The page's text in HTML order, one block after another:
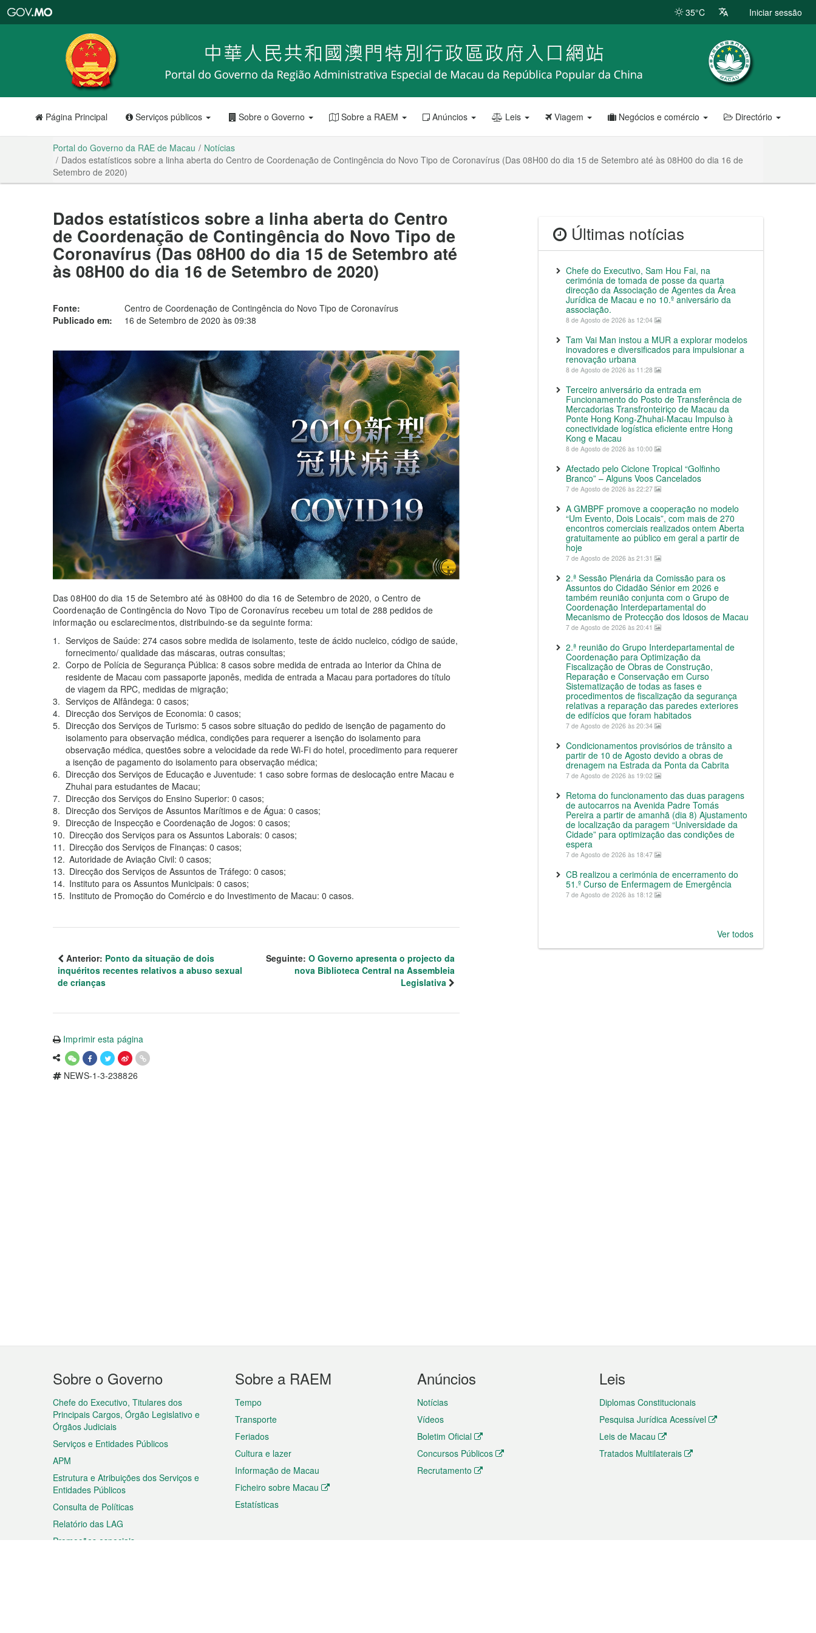
RAE
de
Macau
35°C Iniciar sessão
Página Principal Serviços públicos Sobre o Governo Sobre a RAEM Anúncios Leis Viagem Negócios e comércio Directório
Portal do Governo da RAE de Macau
Notícias
Dados estatísticos sobre a linha aberta do Centro de Coordenação de Contingência do Novo Tipo de Coronavírus (Das 08H00 do dia 15 de Setembro até às 08H00 do dia 16 de
Setembro de 2020)
Dados estatísticos sobre a linha aberta do Centro
de Coordenação de Contingência do Novo Tipo de
Coronavírus (Das 08H00 do dia 15 de Setembro até
às 08H00 do dia 16 de Setembro de 2020)
Fonte:
Centro de Coordenação de Contingência do Novo Tipo de Coronavírus
Publicado em:
16 de Setembro de 2020 às 09:38
Das 08H00 do dia 15 de Setembro até às 08H00 do dia 16 de Setembro de 2020, o Centro de
Coordenação de Contingência do Novo Tipo de Coronavírus recebeu um total de 288 pedidos de
informação ou esclarecimentos, distribuindo-se da seguinte forma:
Serviços de Saúde: 274 casos sobre medida de isolamento, teste de ácido nucleico, código de saúde,
fornecimento/ qualidade das máscaras, outras consultas;
Corpo de Polícia de Segurança Pública: 8 casos sobre medida de entrada ao Interior da China de
residente de Macau com passaporte japonês, medida de entrada a Macau para portadores do título
de viagem da RPC, medidas de migração;
Serviços de Alfândega: 0 casos;
Direcção dos Serviços de Economia: 0 casos;
Direcção dos Serviços de Turismo: 5 casos sobre situação do pedido de isenção de pagamento do
isolamento para observação médica, condições para requerer a isenção do isolamento para
observação médica, questões sobre a velocidade da rede Wi-Fi do hotel, procedimento para requerer
a isenção de pagamento do isolamento para observação médica;
Direcção dos Serviços de Educação e Juventude: 1 caso sobre formas de deslocação entre Macau e
Zhuhai para estudantes de Macau;
Direcção dos Serviços do Ensino Superior: 0 casos;
Direcção dos Serviços de Assuntos Marítimos e de Água: 0 casos;
Direcção de Inspecção e Coordenação de Jogos: 0 casos;
Direcção dos Serviços para os Assuntos Laborais: 0 casos;
Direcção dos Serviços de Finanças: 0 casos;
Autoridade de Aviação Civil: 0 casos;
Direcção dos Serviços de Assuntos de Tráfego: 0 casos;
Instituto para os Assuntos Municipais: 0 casos;
Instituto de Promoção do Comércio e do Investimento de Macau: 0 casos.
Anterior: Ponto da situação de dois
inquéritos recentes relativos a abuso sexual
de crianças
Seguinte: O Governo apresenta o projecto da
nova Biblioteca Central na Assembleia
Legislativa
Imprimir esta página
NEWS-1-3-238826
Últimas notícias
Chefe do Executivo, Sam Hou Fai, na
cerimónia de tomada de posse da quarta
direcção da Associação de Agentes da Área
Jurídica de Macau e no 10.º aniversário da
associação.
8 de Agosto de 2026 às 12:04
Tam Vai Man instou a MUR a explorar modelos
inovadores e diversificados para impulsionar a
renovação urbana
8 de Agosto de 2026 às 11:28
Terceiro aniversário da entrada em
Funcionamento do Posto de Transferência de
Mercadorias Transfronteiriço de Macau da
Ponte Hong Kong-Zhuhai-Macau Impulso à
conectividade logística eficiente entre Hong
Kong e Macau
8 de Agosto de 2026 às 10:00
Afectado pelo Ciclone Tropical “Golfinho
Branco” – Alguns Voos Cancelados
7 de Agosto de 2026 às 22:27
A GMBPF promove a cooperação no modelo
“Um Evento, Dois Locais”, com mais de 270
encontros comerciais realizados ontem Aberta
gratuitamente ao público em geral a partir de
hoje
7 de Agosto de 2026 às 21:31
2.ª Sessão Plenária da Comissão para os
Assuntos do Cidadão Sénior em 2026 e
também reunião conjunta com o Grupo de
Coordenação Interdepartamental do
Mecanismo de Protecção dos Idosos de Macau
7 de Agosto de 2026 às 20:41
2.ª reunião do Grupo Interdepartamental de
Coordenação para Optimização da
Fiscalização de Obras de Construção,
Reparação e Conservação em Curso
Sistematização de todas as fases e
procedimentos de fiscalização da segurança
relativas a reparação das paredes exteriores
de edifícios que foram habitados
7 de Agosto de 2026 às 20:34
Condicionamentos provisórios de trânsito a
partir de 10 de Agosto devido a obras de
drenagem na Estrada da Ponta da Cabrita
7 de Agosto de 2026 às 19:02
Retoma do funcionamento das duas paragens
de autocarros na Avenida Padre Tomás
Pereira a partir de amanhã (dia 8) Ajustamento
de localização da paragem “Universidade da
Cidade” para optimização das condições de
espera
7 de Agosto de 2026 às 18:47
CB realizou a cerimónia de encerramento do
51.º Curso de Enfermagem de Emergência
7 de Agosto de 2026 às 18:12
Ver todos
Menu
do
rodapé
Sobre o Governo
Chefe do Executivo, Titulares dos
Principais Cargos, Órgão Legislativo e
Órgãos Judiciais
Serviços e Entidades Públicos
APM
Estrutura e Atribuições dos Serviços e
Entidades Públicos
Consulta de Políticas
Relatório das LAG
Promoções especiais
Sobre a RAEM
Tempo
Transporte
Feriados
Cultura e lazer
Informação de Macau
Ficheiro sobre Macau
Estatísticas
Anúncios
Notícias
Vídeos
Boletim Oficial
Concursos Públicos
Recrutamento
Leis
Diplomas Constitucionais
Pesquisa Jurídica Acessível
Leis de Macau
Tratados Multilaterais